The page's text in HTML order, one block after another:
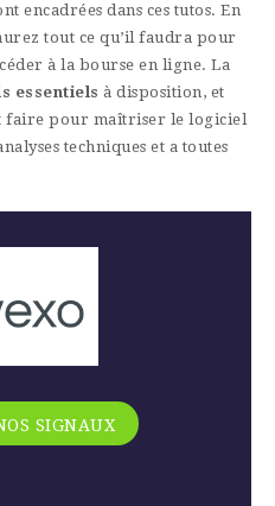
encadrées dans ces tutos. En
tout ce qu’il faudra pour
à la bourse en ligne. La
essentiels à disposition, et
faire pour maîtriser le logiciel
techniques et a toutes
SIGNAUX